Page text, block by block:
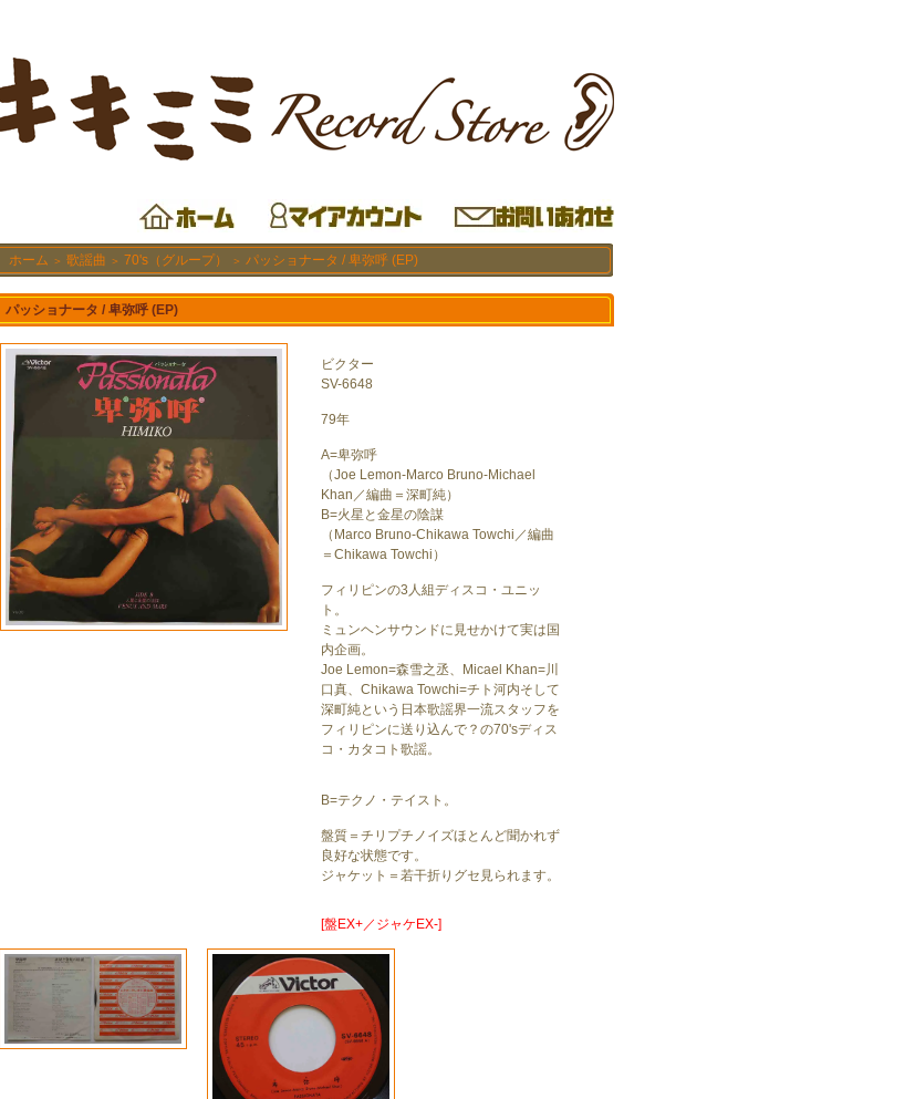
ホーム ＞ 歌謡曲 ＞ 70's（グループ） ＞ パッショナータ / 卑弥呼 (EP)
パッショナータ / 卑弥呼 (EP)
ビクター
SV-6648
79年
A=卑弥呼
（Joe Lemon-Marco Bruno-Michael
Khan／編曲＝深町純）
B=火星と金星の陰謀
（Marco Bruno-Chikawa Towchi／編曲
＝Chikawa Towchi）
フィリピンの3人組ディスコ・ユニッ
ト。
ミュンヘンサウンドに見せかけて実は国
内企画。
Joe Lemon=森雪之丞、Micael Khan=川
口真、Chikawa Towchi=チト河内そして
深町純という日本歌謡界一流スタッフを
フィリピンに送り込んで？の70'sディス
コ・カタコト歌謡。
B=テクノ・テイスト。
盤質＝チリプチノイズほとんど聞かれず
良好な状態です。
ジャケット＝若干折りグセ見られます。
[盤EX+／ジャケEX-]